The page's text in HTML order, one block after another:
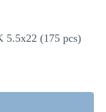
5.5x22 (175 pcs)